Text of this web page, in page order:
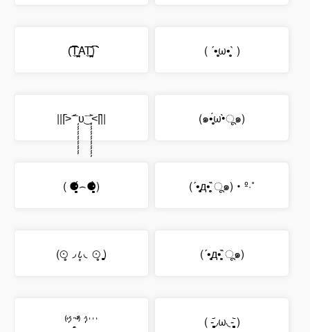
(͡͡͡͡T̼̼̼̼̼̼̼̼̼̼̼̼̼̼̼̼̤̤̤̤̤AT̼̼̼̼̼̼̼̼̼̼̼̼̼̼̼̤̤̤̤̤̤͡͡͡͡͡) ( ´•̥̥̥ω•̥̥̥` )
|||᷇᷇˃⁻᷄⁻̦̦̦̦̦̦̦̦̦̦̦̦̦υ͜⁻⁻̦̦̦̦̦̦̦̦̦̦̦̦̦̦᷅˂|᷆᷆|| (๑•̥̥̥́ω•̀ू๑)
( ⚈̥̥̥̥̥́⌢⚈̥̥̥̥̥̀) (´•̥̥̥д•̥̥̥`̀ू๑)‧º·˚
(⊙̥◞८͙◟⊙̥ ̥̥̥̥̥̥) (´•̥̥̥д•̥̥̥`̀ू๑)
⁽͑ˀ́˙̭˚̣̣̣̣̀⁾̉ ˀ̀ˈˈˈ ( -̥̥̥̥̥̥̥̥̥̥̥̥̥̥̥̥̥̥̥̥̥̥̥̥̥᷄◞ω◟-̥̥̥̥̥̥̥̥̥̥̥̥̥̥̥̥̥̥̥̥̥̥̥̥̥᷅ )